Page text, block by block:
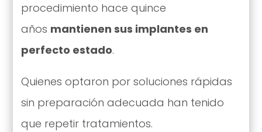
procedimiento hace quince
años mantienen sus implantes en
perfecto estado.
Quienes optaron por soluciones rápidas
sin preparación adecuada han tenido
que repetir tratamientos.